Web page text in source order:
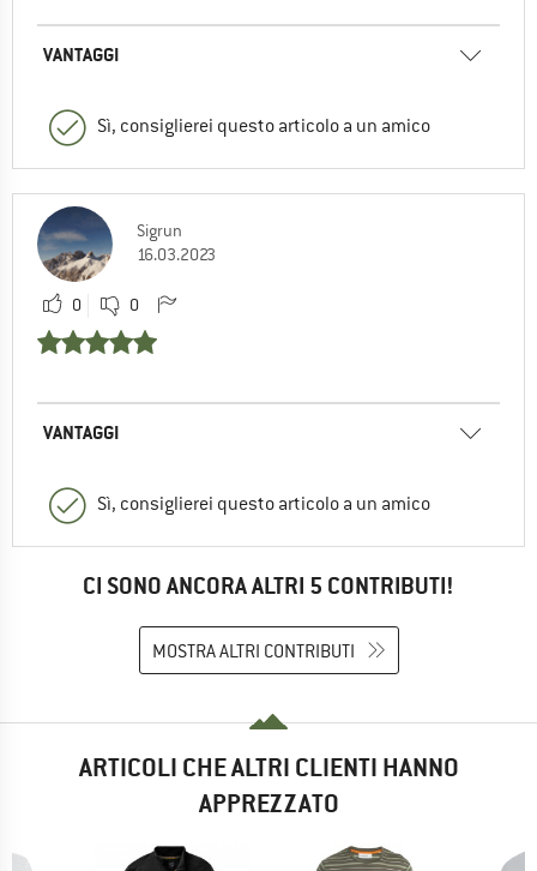
VANTAGGI
Sì, consiglierei questo articolo a un amico
Sigrun
16.03.2023
0 0
VANTAGGI
Sì, consiglierei questo articolo a un amico
CI SONO ANCORA ALTRI 5 CONTRIBUTI!
MOSTRA ALTRI CONTRIBUTI
ARTICOLI CHE ALTRI CLIENTI HANNO
APPREZZATO